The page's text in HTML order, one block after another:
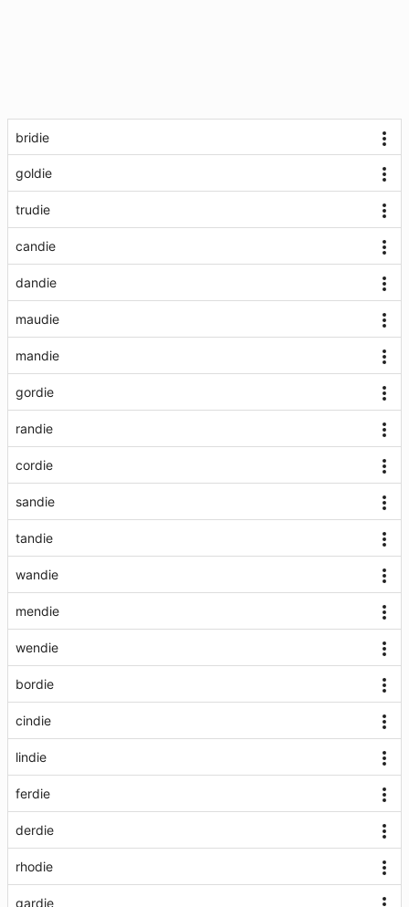
bridie
goldie
trudie
candie
dandie
maudie
mandie
gordie
randie
cordie
sandie
tandie
wandie
mendie
wendie
bordie
cindie
lindie
ferdie
derdie
rhodie
gardie